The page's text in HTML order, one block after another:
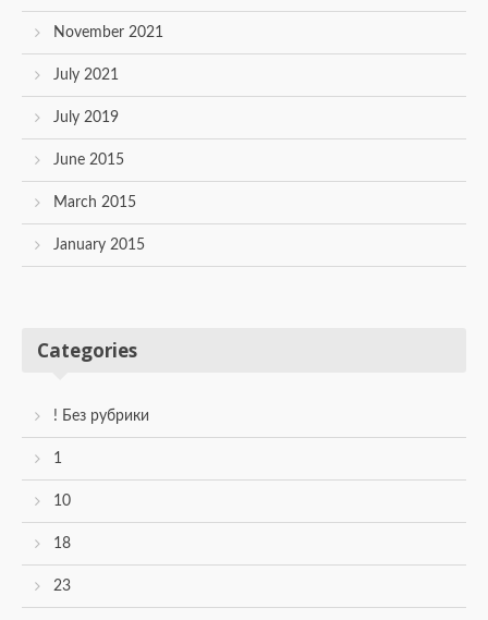
November 2021
July 2021
July 2019
June 2015
March 2015
January 2015
Categories
! Без рубрики
1
10
18
23